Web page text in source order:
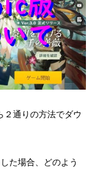
２通りの方法でダウ
た場合、どのよう